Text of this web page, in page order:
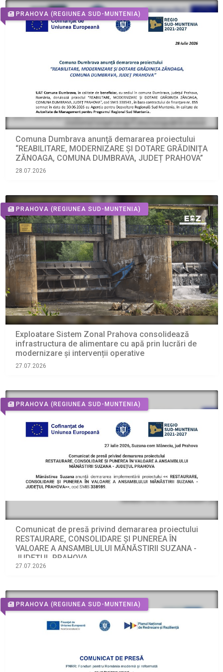
PRAHOVA (REGIUNEA SUD-MUNTENIA)
Comuna Dumbrava anunţă demararea proiectului
“REABILITARE, MODERNIZARE ȘI DOTARE GRĂDINIȚA
ZĂNOAGA, COMUNA DUMBRAVA, JUDEȚ PRAHOVA”
28.07.2026
PRAHOVA (REGIUNEA SUD-MUNTENIA)
Exploatare Sistem Zonal Prahova consolidează
infrastructura de alimentare cu apă prin lucrări de
modernizare și intervenții operative
27.07.2026
PRAHOVA (REGIUNEA SUD-MUNTENIA)
Comunicat de presă privind demararea proiectului
RESTAURARE, CONSOLIDARE ȘI PUNEREA ÎN
VALOARE A ANSAMBLULUI MĂNĂSTIRII SUZANA -
JUDEȚUL PRAHOVA
27.07.2026
PRAHOVA (REGIUNEA SUD-MUNTENIA)